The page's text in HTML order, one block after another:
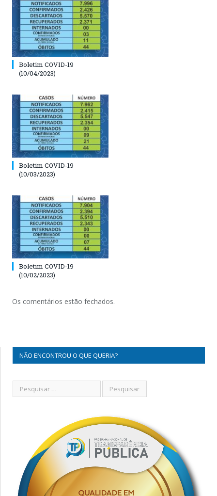
Boletim COVID-19
(10/04/2023)
Boletim COVID-19
(10/03/2023)
Boletim COVID-19
(10/02/2023)
Os comentários estão fechados.
NÃO ENCONTROU O QUE QUERIA?